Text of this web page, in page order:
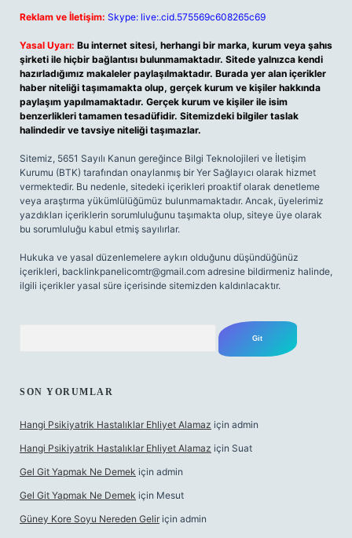
Reklam ve İletişim: Skype: live:.cid.575569c608265c69
Yasal Uyarı: Bu internet sitesi, herhangi bir marka, kurum veya şahıs
şirketi ile hiçbir bağlantısı bulunmamaktadır. Sitede yalnızca kendi
hazırladığımız makaleler paylaşılmaktadır. Burada yer alan içerikler
haber niteliği taşımamakta olup, gerçek kurum ve kişiler hakkında
paylaşım yapılmamaktadır. Gerçek kurum ve kişiler ile isim
benzerlikleri tamamen tesadüfidir. Sitemizdeki bilgiler taslak
halindedir ve tavsiye niteliği taşımazlar.
Sitemiz, 5651 Sayılı Kanun gereğince Bilgi Teknolojileri ve İletişim
Kurumu (BTK) tarafından onaylanmış bir Yer Sağlayıcı olarak hizmet
vermektedir. Bu nedenle, sitedeki içerikleri proaktif olarak denetleme
veya araştırma yükümlülüğümüz bulunmamaktadır. Ancak, üyelerimiz
yazdıkları içeriklerin sorumluluğunu taşımakta olup, siteye üye olarak
bu sorumluluğu kabul etmiş sayılırlar.
Hukuka ve yasal düzenlemelere aykırı olduğunu düşündüğünüz
içerikleri, backlinkpanelicomtr@gmail.com adresine bildirmeniz halinde,
ilgili içerikler yasal süre içerisinde sitemizden kaldırılacaktır.
SON YORUMLAR
Hangi Psikiyatrik Hastalıklar Ehliyet Alamaz için admin
Hangi Psikiyatrik Hastalıklar Ehliyet Alamaz için Suat
Gel Git Yapmak Ne Demek için admin
Gel Git Yapmak Ne Demek için Mesut
Güney Kore Soyu Nereden Gelir için admin